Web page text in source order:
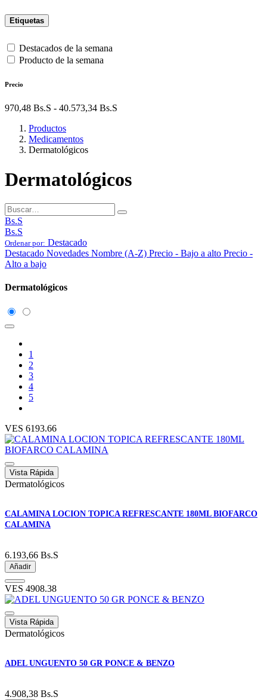
Etiquetas
Destacados de la semana
Producto de la semana
Precio
970,48 Bs.S - 40.573,34 Bs.S
Productos
Medicamentos
Dermatológicos
Dermatológicos
Bs.S
Bs.S
Ordenar por: Destacado
Destacado Novedades Nombre (A-Z) Precio - Bajo a alto Precio -
Alto a bajo
Dermatológicos
1
2
3
4
5
VES 6193.66
Vista Rápida
Dermatológicos
CALAMINA LOCION TOPICA REFRESCANTE 180ML BIOFARCO
CALAMINA
6.193,66 Bs.S
Añadir
VES 4908.38
Vista Rápida
Dermatológicos
ADEL UNGUENTO 50 GR PONCE & BENZO
4.908,38 Bs.S